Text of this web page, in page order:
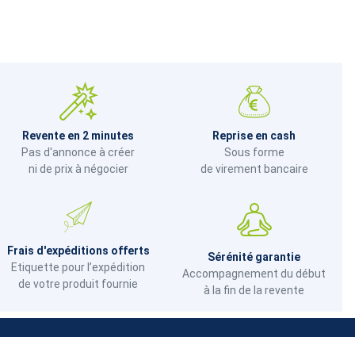
Revente en 2 minutes
Pas d'annonce à créer
ni de prix à négocier
Reprise en cash
Sous forme
de virement bancaire
Frais d'expéditions offerts
Etiquette pour l’expédition
de votre produit fournie
Sérénité garantie
Accompagnement du début
à la fin de la revente